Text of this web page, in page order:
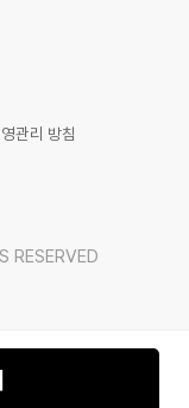
관리 방침